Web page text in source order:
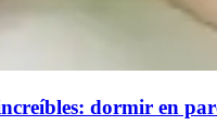
dormir en